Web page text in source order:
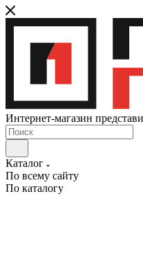
Интернет-магазин
Каталог
По всему сайту
По каталогу